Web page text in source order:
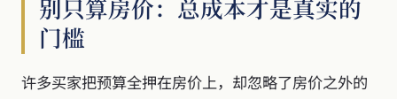
别只算房价：总成本才是真实的
门槛
许多买家把预算全押在房价上，却忽略了房价之外的